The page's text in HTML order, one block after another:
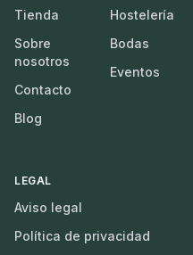
Tienda
Sobre
nosotros
Contacto
Blog
Hostelería
Bodas
Eventos
LEGAL
Aviso legal
Política de privacidad